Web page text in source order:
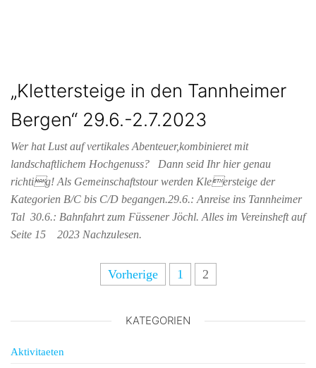
„Klettersteige in den Tannheimer
Bergen“ 29.6.-2.7.2023
Wer hat Lust auf vertikales Abenteuer,kombinieret mit
landschaftlichem Hochgenuss? Dann seid Ihr hier genau
richtig! Als Gemeinschaftstour werden Kleersteige der
Kategorien B/C bis C/D begangen.29.6.: Anreise ins Tannheimer
Tal 30.6.: Bahnfahrt zum Füssener Jöchl. Alles im Vereinsheft auf
Seite 15 2023 Nachzulesen.
Vorherige 1 2
KATEGORIEN
Aktivitaeten